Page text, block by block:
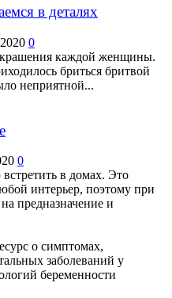
в деталях
0
каждой женщины.
бриться бритвой
неприятной...
0
в домах. Это
интерьер, поэтому при
предназначение и
о симптомах,
заболеваний у
беременности